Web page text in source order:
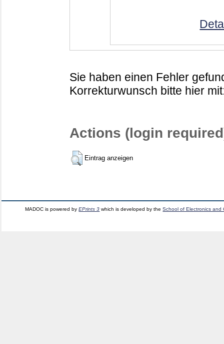
Sie haben einen Fehler
Korrekturwunsch bitte hier
Actions (login
Eintrag anzeigen
MADOC is powered byEPrints 3 which is developed by theSchool of Electronics and